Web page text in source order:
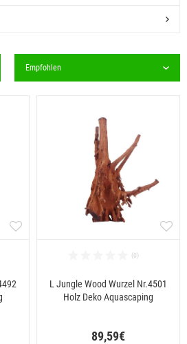
L Jungle Wood Wurzel Nr.4501
Holz Deko Aquascaping
89,59€